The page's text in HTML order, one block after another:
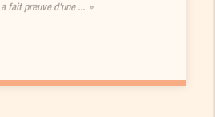
fait preuve d'une ...